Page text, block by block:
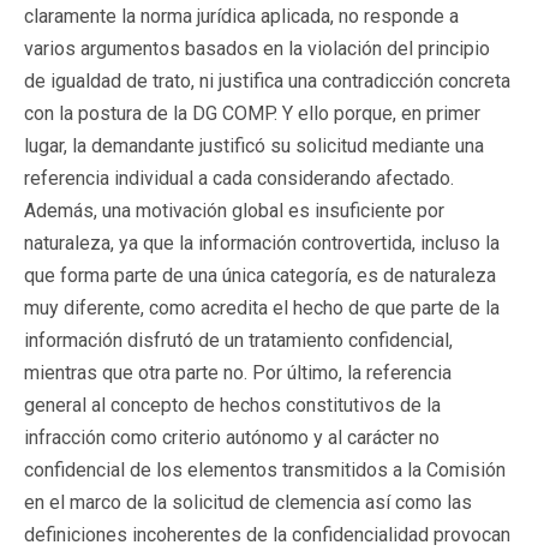
claramente la norma jurídica aplicada, no responde a
varios argumentos basados en la violación del principio
de igualdad de trato, ni justifica una contradicción concreta
con la postura de la DG COMP. Y ello porque, en primer
lugar, la demandante justificó su solicitud mediante una
referencia individual a cada considerando afectado.
Además, una motivación global es insuficiente por
naturaleza, ya que la información controvertida, incluso la
que forma parte de una única categoría, es de naturaleza
muy diferente, como acredita el hecho de que parte de la
información disfrutó de un tratamiento confidencial,
mientras que otra parte no. Por último, la referencia
general al concepto de hechos constitutivos de la
infracción como criterio autónomo y al carácter no
confidencial de los elementos transmitidos a la Comisión
en el marco de la solicitud de clemencia así como las
definiciones incoherentes de la confidencialidad provocan